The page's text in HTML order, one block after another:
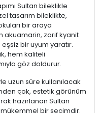
Sultan bileklikle
tasarım bileklikte,
bir araya
akuamarin, zarif kyanit
eşsiz bir uyum yaratır.
hem kaliteli
göz doldurur.
uzun süre kullanılacak
çok, estetik görünüm
hazırlanan Sultan
mükemmel bir seçimdir.